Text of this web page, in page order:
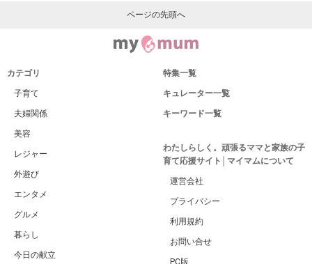
ページの先頭へ
カテゴリ
子育て
夫婦関係
美容
レジャー
外遊び
エンタメ
グルメ
暮らし
今日の献立
特集一覧
キュレーター一覧
キーワード一覧
わたしらしく。頑張るママと家族の子
育て応援サイト│マイマムについて
運営会社
プライバシー
利用規約
お問い合せ
PC版